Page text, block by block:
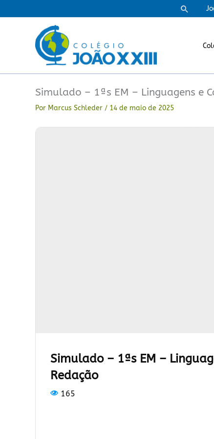
para
Simulado – 1ªs EM – Linguagens e
Por Marcus Schleder / 14 de maio de 2025
Simulado – 1ªs EM –
Redação
165